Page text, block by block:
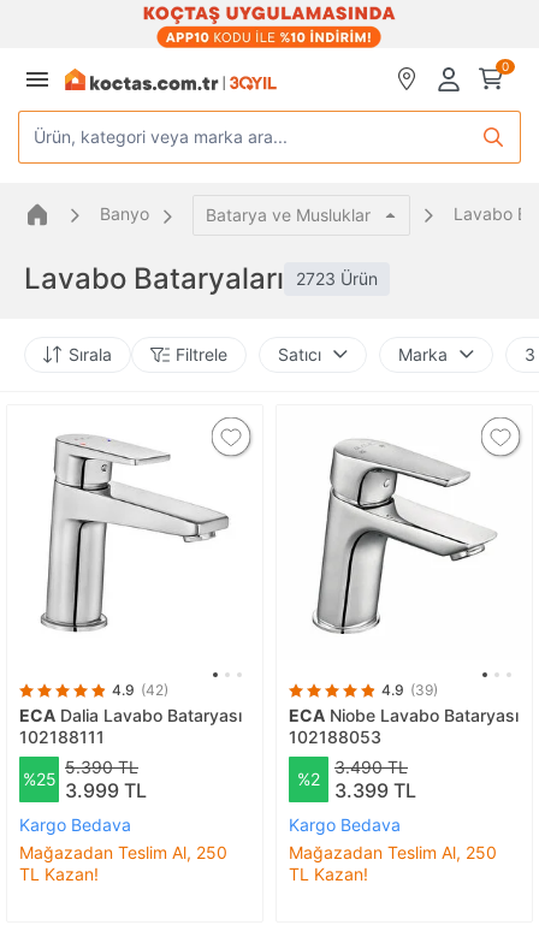
0
Ürün, kategori veya marka ara...
Banyo Batarya ve Musluklar Lavabo
Lavabo Bataryaları 2723 Ürün
Sırala Filtrele Satıcı Marka 3
4.9 (42)
ECA Dalia Lavabo Bataryası
102188111
%25
5.390 TL
3.999 TL
Kargo Bedava
Mağazadan Teslim Al, 250
TL Kazan!
4.9 (39)
ECA Niobe Lavabo Bataryası
102188053
%2
3.490 TL
3.399 TL
Kargo Bedava
Mağazadan Teslim Al, 250
TL Kazan!